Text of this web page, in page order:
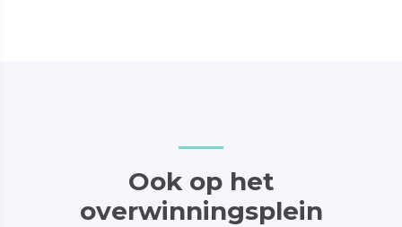
Ook op het
overwinningsplein